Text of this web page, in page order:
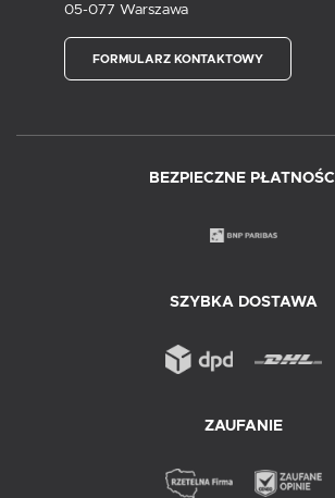
05-077 Warszawa
FORMULARZ KONTAKTOWY
BEZPIECZNE PŁATNOŚCI
SZYBKA DOSTAWA
ZAUFANIE